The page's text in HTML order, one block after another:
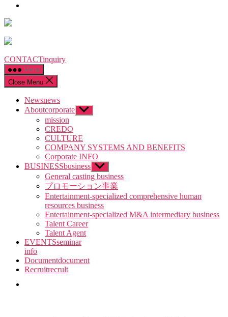
CONTACTinquiry
Menu
Close Menu
Newsnews
Aboutcorporate Show
sub
mission
CREDO
CULTURE
COMPANY SYSTEMS AND BENEFITS
Corporate INFO
BUSINESSbusiness Show
sub
menu
General casting business
プロモーション事業
Entertainment-specialized comprehensive human
resources business
Entertainment-specialized M&A intermediary business
Talent Career
Talent Agent
EVENTSseminar
info
Documentdocument
Recruitrecrult